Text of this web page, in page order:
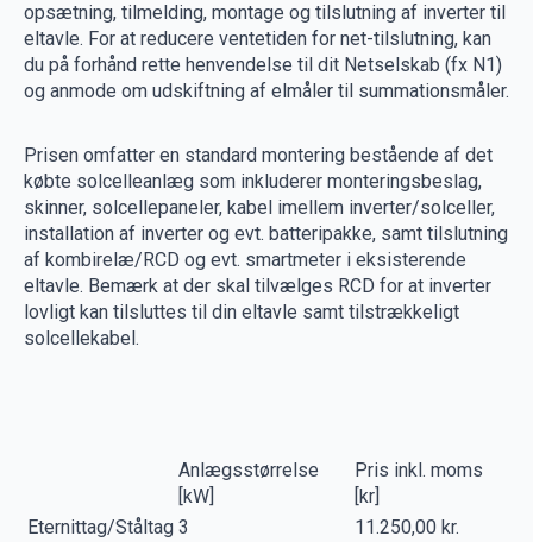
opsætning, tilmelding, montage og tilslutning af inverter til
eltavle. For at reducere ventetiden for net-tilslutning, kan
du på forhånd rette henvendelse til dit Netselskab (fx N1)
og anmode om udskiftning af elmåler til summationsmåler.
Prisen omfatter en standard montering bestående af det
købte solcelleanlæg som inkluderer monteringsbeslag,
skinner, solcellepaneler, kabel imellem inverter/solceller,
installation af inverter og evt. batteripakke, samt tilslutning
af kombirelæ/RCD og evt. smartmeter i eksisterende
eltavle. Bemærk at der skal tilvælges RCD for at inverter
lovligt kan tilsluttes til din eltavle samt tilstrækkeligt
solcellekabel.
Anlægsstørrelse
[kW]
Pris inkl. moms
[kr]
Eternittag/Ståltag 3
11.250,00 kr.